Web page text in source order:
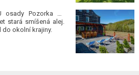
osady Pozorka se
stará smíšená alej.
do okolní krajiny.